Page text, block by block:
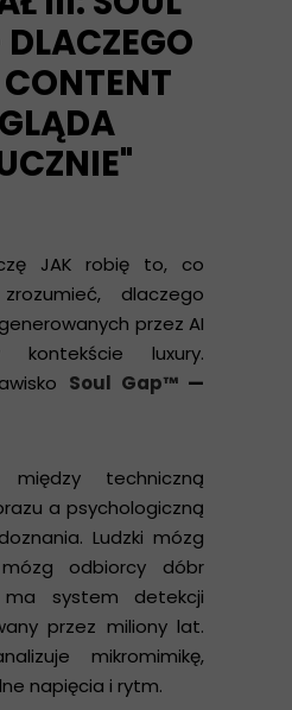
JAK robię to, co
dlaczego
przez AI
luxury.
Soul Gap™ —
techniczną
a psychologiczną
Ludzki mózg
odbiorcy dóbr
system detekcji
przez miliony lat.
mikromimikę,
napięcia i rytm.